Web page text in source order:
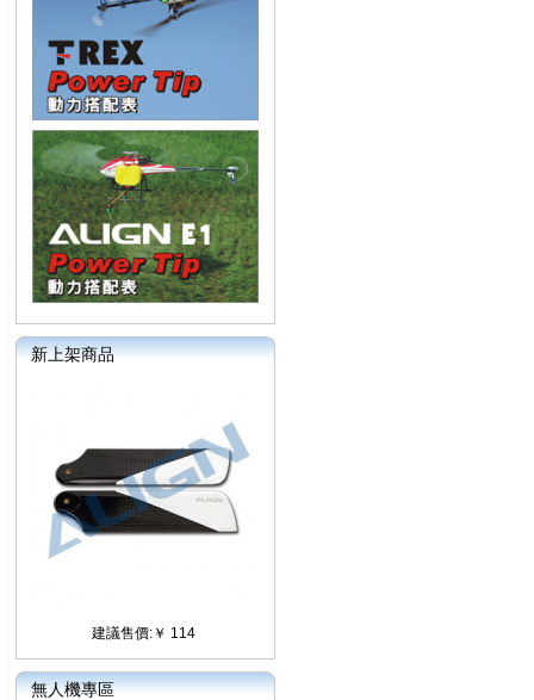
新上架商品
建議售價:￥ 114
無人機專區